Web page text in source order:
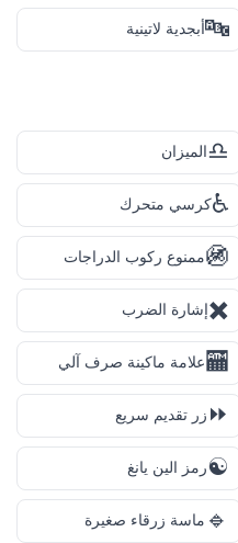
🔤أبجدية لاتينية
♎الميزان
♿كرسي متحرك
🚳ممنوع ركوب الدراجات
✖️إشارة الضرب
🏧علامة ماكينة صرف آلي
⏩ زر تقديم سريع
☯️رمز الين يانغ
🔹 ماسة زرقاء صغيرة